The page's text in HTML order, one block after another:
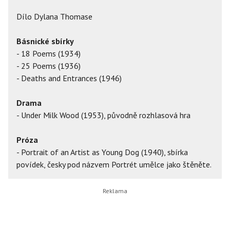
Dílo Dylana Thomase
Básnické sbírky
- 18 Poems (1934)
- 25 Poems (1936)
- Deaths and Entrances (1946)
Drama
- Under Milk Wood (1953), původně rozhlasová hra
Próza
- Portrait of an Artist as Young Dog (1940), sbírka
povídek, česky pod názvem Portrét umělce jako štěněte.